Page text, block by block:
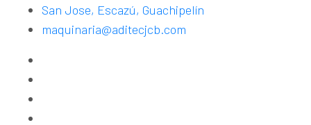
San Jose, Escazú, Guachipelín
maquinaria@aditecjcb.com